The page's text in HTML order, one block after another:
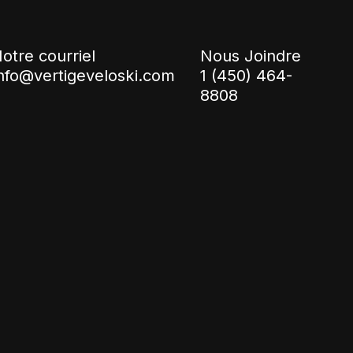
courriel
Nous Joindre
1 (450) 464-
8808